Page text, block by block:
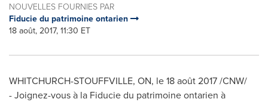
NOUVELLES FOURNIES PAR
Fiducie du patrimoine ontarien
18 août, 2017, 11:30 ET
WHITCHURCH-STOUFFVILLE, ON, le 18 août 2017 /CNW/
- Joignez-vous à la Fiducie du patrimoine ontarien à